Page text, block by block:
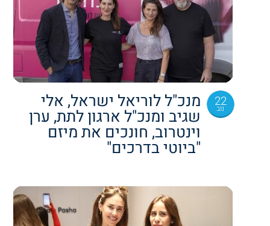
22
נוב מנכ"ל לוריאל ישראל, אלי
שגיב ומנכ"ל ארגון לתת, ערן
וינטרוב, חונכים את מיזם
"ביוטי בדרכים"